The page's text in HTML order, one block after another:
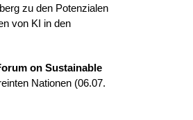
zu den Potenzialen
von KI in den
on Sustainable
Nationen (06.07.